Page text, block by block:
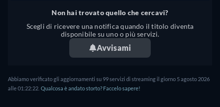
Non hai trovato quello che cercavi?
Scegli di ricevere una notifica quando il titolo diventa
disponibile su uno o più servizi.
Avvisami
Abbiamo verificato gli aggiornamenti su 99 servizi di streaming il giorno 5 agosto 2026
alle 01:22:22. Qualcosa è andato storto? Faccelo sapere!